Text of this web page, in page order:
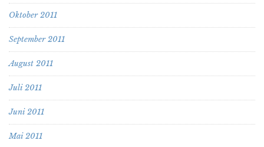
Oktober 2011
September 2011
August 2011
Juli 2011
Juni 2011
Mai 2011